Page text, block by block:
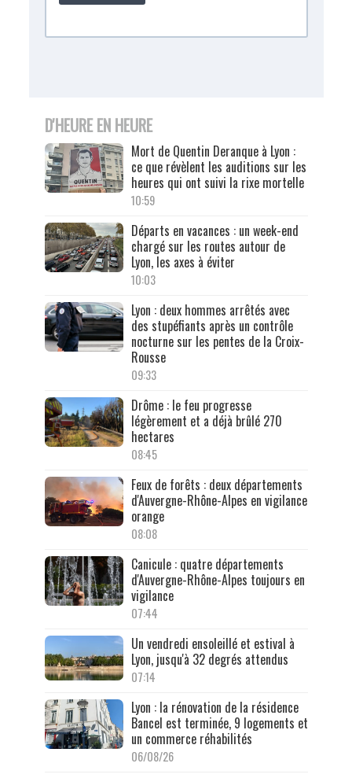
D'HEURE EN HEURE
Mort de Quentin Deranque à Lyon :
ce que révèlent les auditions sur les
heures qui ont suivi la rixe mortelle
10:59
Départs en vacances : un week-end
chargé sur les routes autour de
Lyon, les axes à éviter
10:03
Lyon : deux hommes arrêtés avec
des stupéfiants après un contrôle
nocturne sur les pentes de la Croix-
Rousse
09:33
Drôme : le feu progresse
légèrement et a déjà brûlé 270
hectares
08:45
Feux de forêts : deux départements
d'Auvergne-Rhône-Alpes en vigilance
orange
08:08
Canicule : quatre départements
d'Auvergne-Rhône-Alpes toujours en
vigilance
07:44
Un vendredi ensoleillé et estival à
Lyon, jusqu'à 32 degrés attendus
07:14
Lyon : la rénovation de la résidence
Bancel est terminée, 9 logements et
un commerce réhabilités
06/08/26